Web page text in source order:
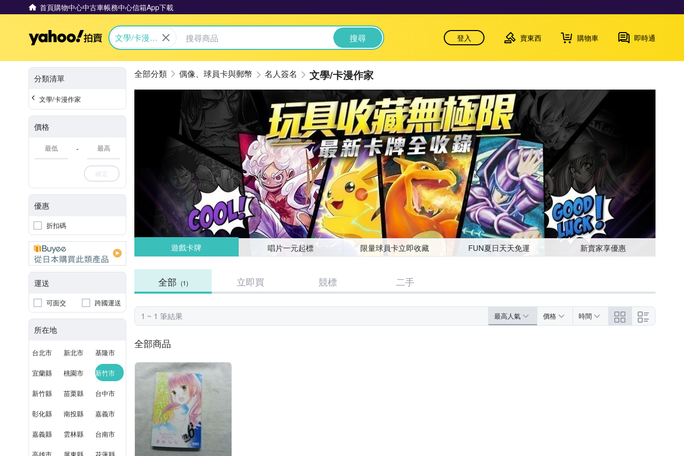
首頁購物中心中古車帳務中心信箱App下載
Yahoo拍賣
文學/卡漫作
搜尋 登入 賣東西 購物車 即時通
分類清單
文學/卡漫作家
價格
-
確定
優惠
折扣碼
運送
可面交 跨國運送
所在地
台北市 新北市 基隆市
宜蘭縣 桃園市 新竹市
新竹縣 苗栗縣 台中市
彰化縣 南投縣 嘉義市
嘉義縣 雲林縣 台南市
偶像、球員卡與郵幣 名人簽名 文學/卡漫作家
遊戲卡牌 唱片一元起標 限量球員卡立即收藏 FUN夏日天天免運 新賣家享優惠
全部 (1) 立即買 競標 二手
1 ~ 1 筆結果 最高人氣 價格 時間
全部商品